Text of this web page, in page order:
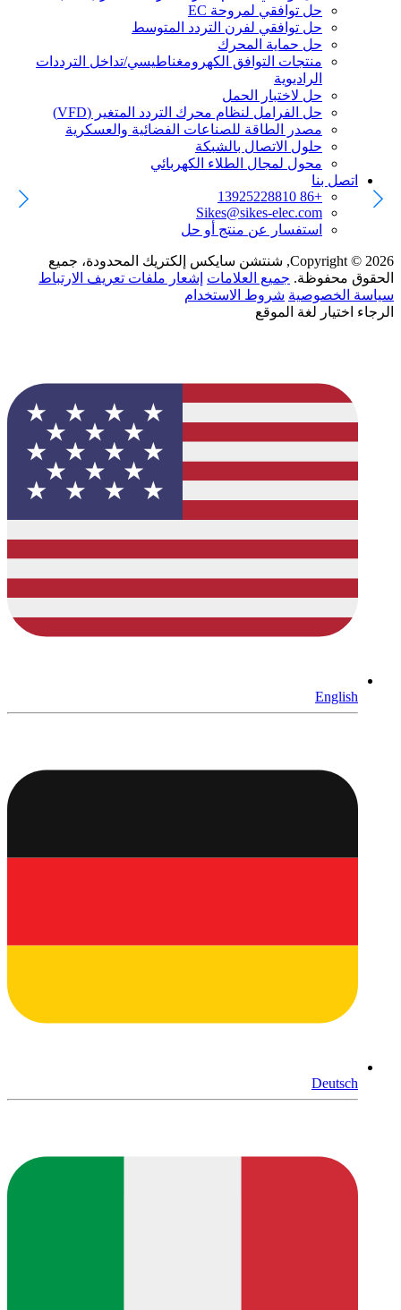
حل توافقي لمروحة EC
حل توافقي لفرن التردد المتوسط
حل حماية المحرك
منتجات التوافق الكهرومغناطيسي/تداخل الترددات
الراديوية
حل لاختبار الحمل
حل الفرامل لنظام محرك التردد المتغير (VFD)
مصدر الطاقة للصناعات الفضائية والعسكرية
حلول الاتصال بالشبكة
محول لمجال الطلاء الكهربائي
اتصل بنا
+86 13925228810
Sikes@sikes-elec.com
استفسار عن منتج أو حل
Copyright © 2026, شنتشن سايكس إلكتريك المحدودة، جميع
الحقوق محفوظة. جميع العلامات إشعار ملفات تعريف الارتباط
سياسة الخصوصية شروط الاستخدام
الرجاء اختيار لغة الموقع
English
Deutsch